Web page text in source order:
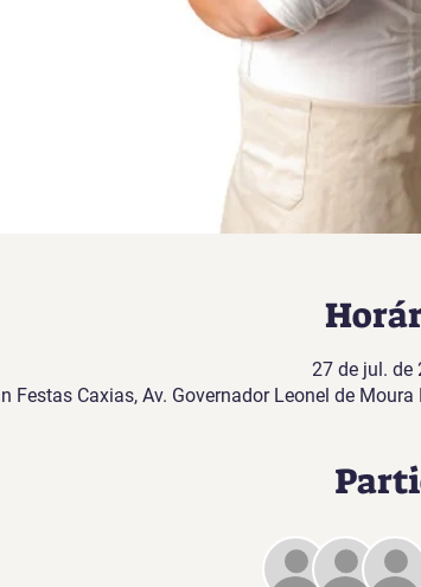
27 de jul. de
Festas Caxias, Av. Governador Leonel de